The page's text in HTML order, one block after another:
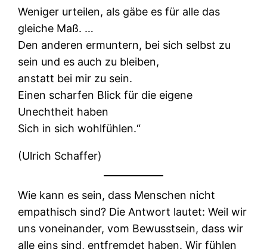
Weniger urteilen, als gäbe es für alle das
gleiche Maß. …
Den anderen ermuntern, bei sich selbst zu
sein und es auch zu bleiben,
anstatt bei mir zu sein.
Einen scharfen Blick für die eigene
Unechtheit haben
Sich in sich wohlfühlen.“
(Ulrich Schaffer)
Wie kann es sein, dass Menschen nicht
empathisch sind? Die Antwort lautet: Weil wir
uns voneinander, vom Bewusstsein, dass wir
alle eins sind, entfremdet haben. Wir fühlen